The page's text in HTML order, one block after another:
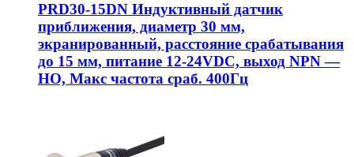
PRD30-15DN Индуктивный датчик
приближения, диаметр 30 мм,
экранированный, расстояние срабатывания
до 15 мм, питание 12-24VDC, выход NPN —
НО, Макс частота сраб. 400Гц